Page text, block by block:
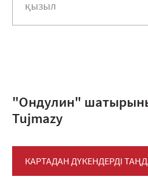
қызыл
"Ондулин"
Tujmazy
КАРТАДАН ДҮКЕНДЕРДІ